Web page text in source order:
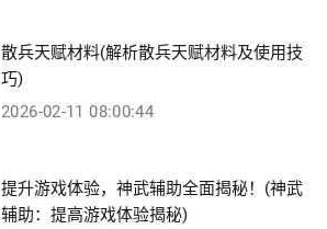
散兵天赋材料(解析散兵天赋材料及使用技
巧)
2026-02-11 08:00:44
提升游戏体验，神武辅助全面揭秘！(神武
辅助：提高游戏体验揭秘)